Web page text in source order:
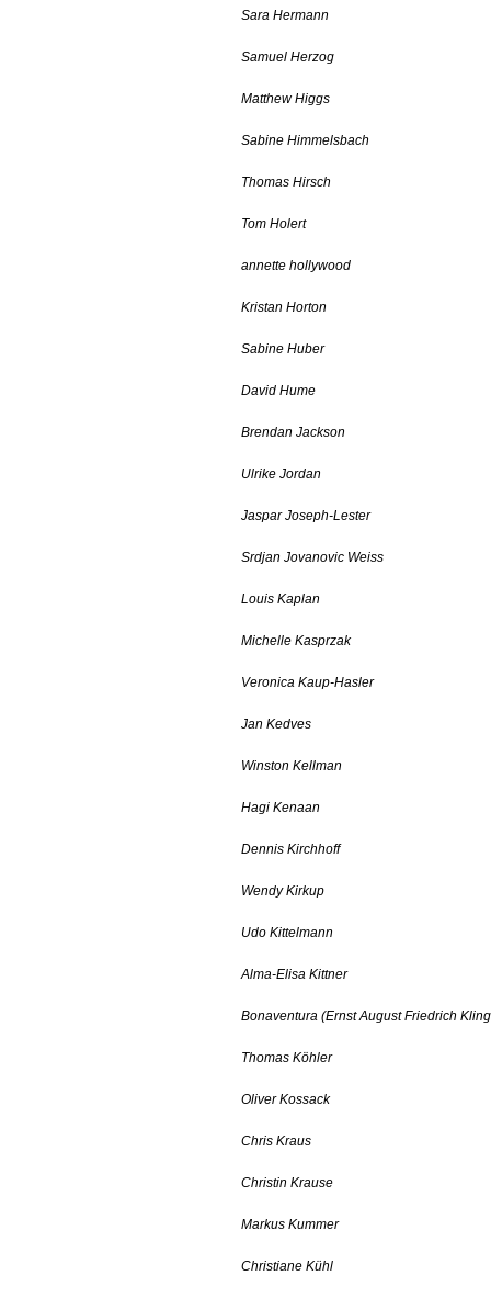
Sara Hermann
Samuel Herzog
Matthew Higgs
Sabine Himmelsbach
Thomas Hirsch
Tom Holert
annette hollywood
Kristan Horton
Sabine Huber
David Hume
Brendan Jackson
Ulrike Jordan
Jaspar Joseph-Lester
Srdjan Jovanovic Weiss
Louis Kaplan
Michelle Kasprzak
Veronica Kaup-Hasler
Jan Kedves
Winston Kellman
Hagi Kenaan
Dennis Kirchhoff
Wendy Kirkup
Udo Kittelmann
Alma-Elisa Kittner
Bonaventura (Ernst August Friedrich
Thomas Köhler
Oliver Kossack
Chris Kraus
Christin Krause
Markus Kummer
Christiane Kühl